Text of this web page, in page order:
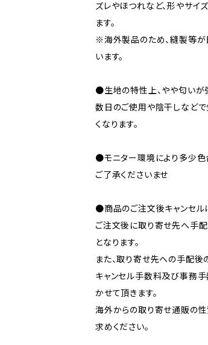
ズレやほつれなど、形やサ
ます。
※海外製品のため、縫製等
います。
●生地の特性上、やや匂いが
数日のご使用や陰干しなど
くなります。
●モニター環境により多少色
ご了承くださいませ
●商品のご注文後キャンセル
ご注文後に取り寄せ先へ手
となります。
また、取り寄せ先への手配後
キャンセル手数料及び事務
かせて頂きます。
海外からの取り寄せ通販の性
求めください。